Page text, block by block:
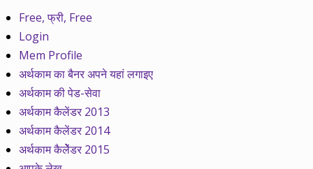
Free, फ्री, Free
Login
Mem Profile
अर्थकाम का बैनर अपने यहां लगाइए
अर्थकाम की पेड-सेवा
अर्थकाम कैलेंडर 2013
अर्थकाम कैलेंडर 2014
अर्थकाम कैलेेंडर 2015